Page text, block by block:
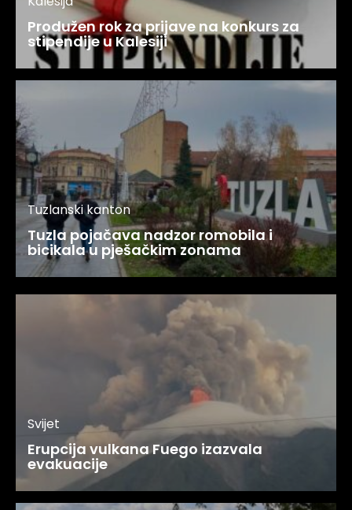
Produžen rok za prijave na konkurs za
stipendije u Kalesiji
Tuzlanski kanton
Tuzla pojačava nadzor romobila i
bicikala u pješačkim zonama
Svijet
Erupcija vulkana Fuego izazvala
evakuacije